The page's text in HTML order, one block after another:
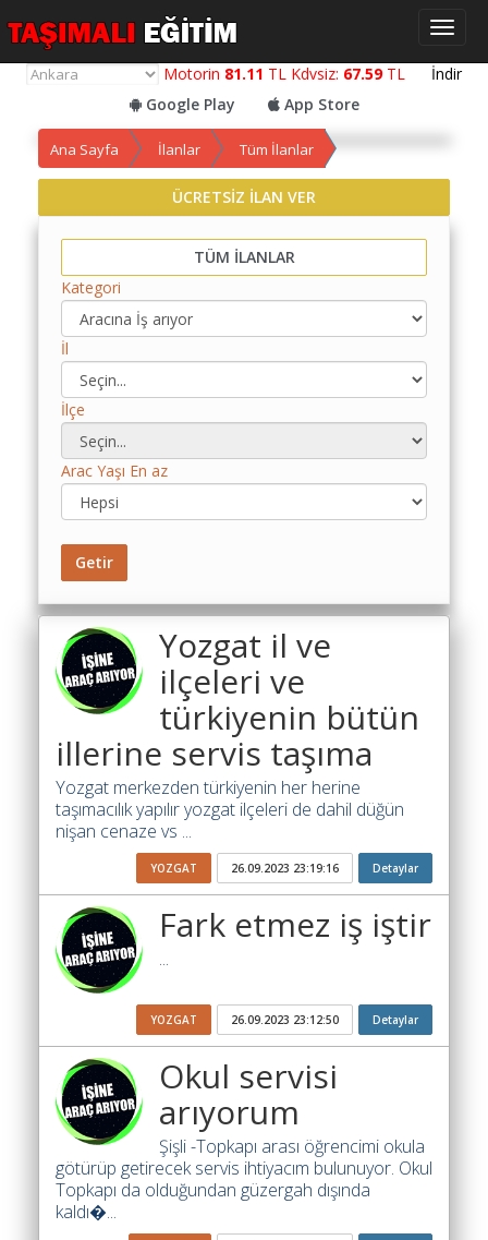
Motorin 81.11 TL Kdvsiz: 67.59TL İndir
Google Play
App Store
Yol
Maliyet
Hesaplama
Yemek
Maliyet
Hesaplama
Kredili
Maliyet
Hesaplama
Toplu
Maliyet
Hesaplama
Şartname
Karşılaştırma
Robotu
Maliyet
Programı
Sınır
Değer
Akaryakıt
Fiyatları
İhale
İlanlar
Söför
Arayanlar
arayanlar
Soför
Ana Sayfa İlanlar Tüm İlanlar
ÜCRETSİZ İLAN VER
TÜM İLANLAR
Kategori
İl
İlçe
Arac Yaşı En az
Getir
Yozgat il ve
ilçeleri ve
türkiyenin bütün
illerine servis taşıma
Yozgat merkezden türkiyenin her herine
taşımacılık yapılır yozgat ilçeleri de dahil düğün
nişan cenaze vs ...
YOZGAT 26.09.2023 23:19:16 Detaylar
Fark etmez iş iştir
...
YOZGAT 26.09.2023 23:12:50 Detaylar
Okul servisi
arıyorum
Şişli -Topkapı arası öğrencimi okula
götürüp getirecek servis ihtiyacım bulunuyor. Okul
Topkapı da olduğundan güzergah dışında
kaldı�...